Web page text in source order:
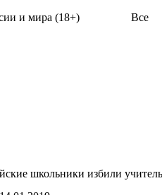
и мира (18+) Все
школьники избили